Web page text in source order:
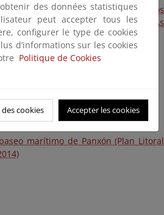
para reparar los daños producidos
2015, en las playas de Patos y As
(Terminada, 2015)
marítimo de Panxón (Plan Litoral
des données statistiques
peut accepter tous les
configurer le type de cookies
d’informations sur les cookies
Politique de Cookies
cookies Accepter les cookies